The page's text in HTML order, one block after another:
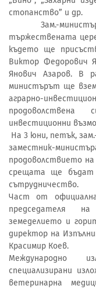
стопанство” и др.
Зам.-министър
тържествената
където ще
Виктор Федорович
Янович Азаров. В
министърът ще
аграрно-
продоволствена
инвестиционни
На 3 юни, петък,
заместник-
продоволствието
срещата ще бъдат
сътрудничество.
Част от
председателя
земеделието и
директор на
Красимир Коев.
Международно
специализирани
ветеринарна